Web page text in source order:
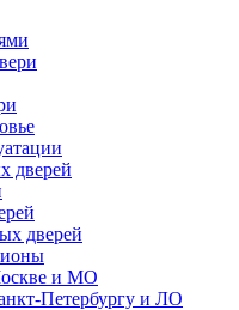
дверей
дверей
и МО
Петербургу и ЛО